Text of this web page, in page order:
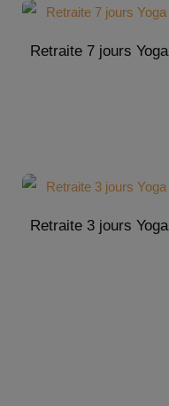
Retraite 7 jours Yoga
Retraite 3 jours Yoga